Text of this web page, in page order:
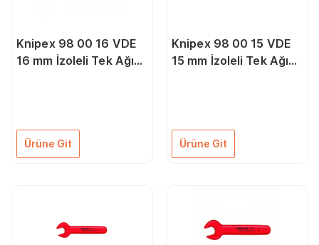
Knipex 98 00 16 VDE
16 mm İzoleli Tek Ağız
Ürüne Git
Knipex 98 00 15 VDE
15 mm İzoleli Tek Ağız
Ürüne Git